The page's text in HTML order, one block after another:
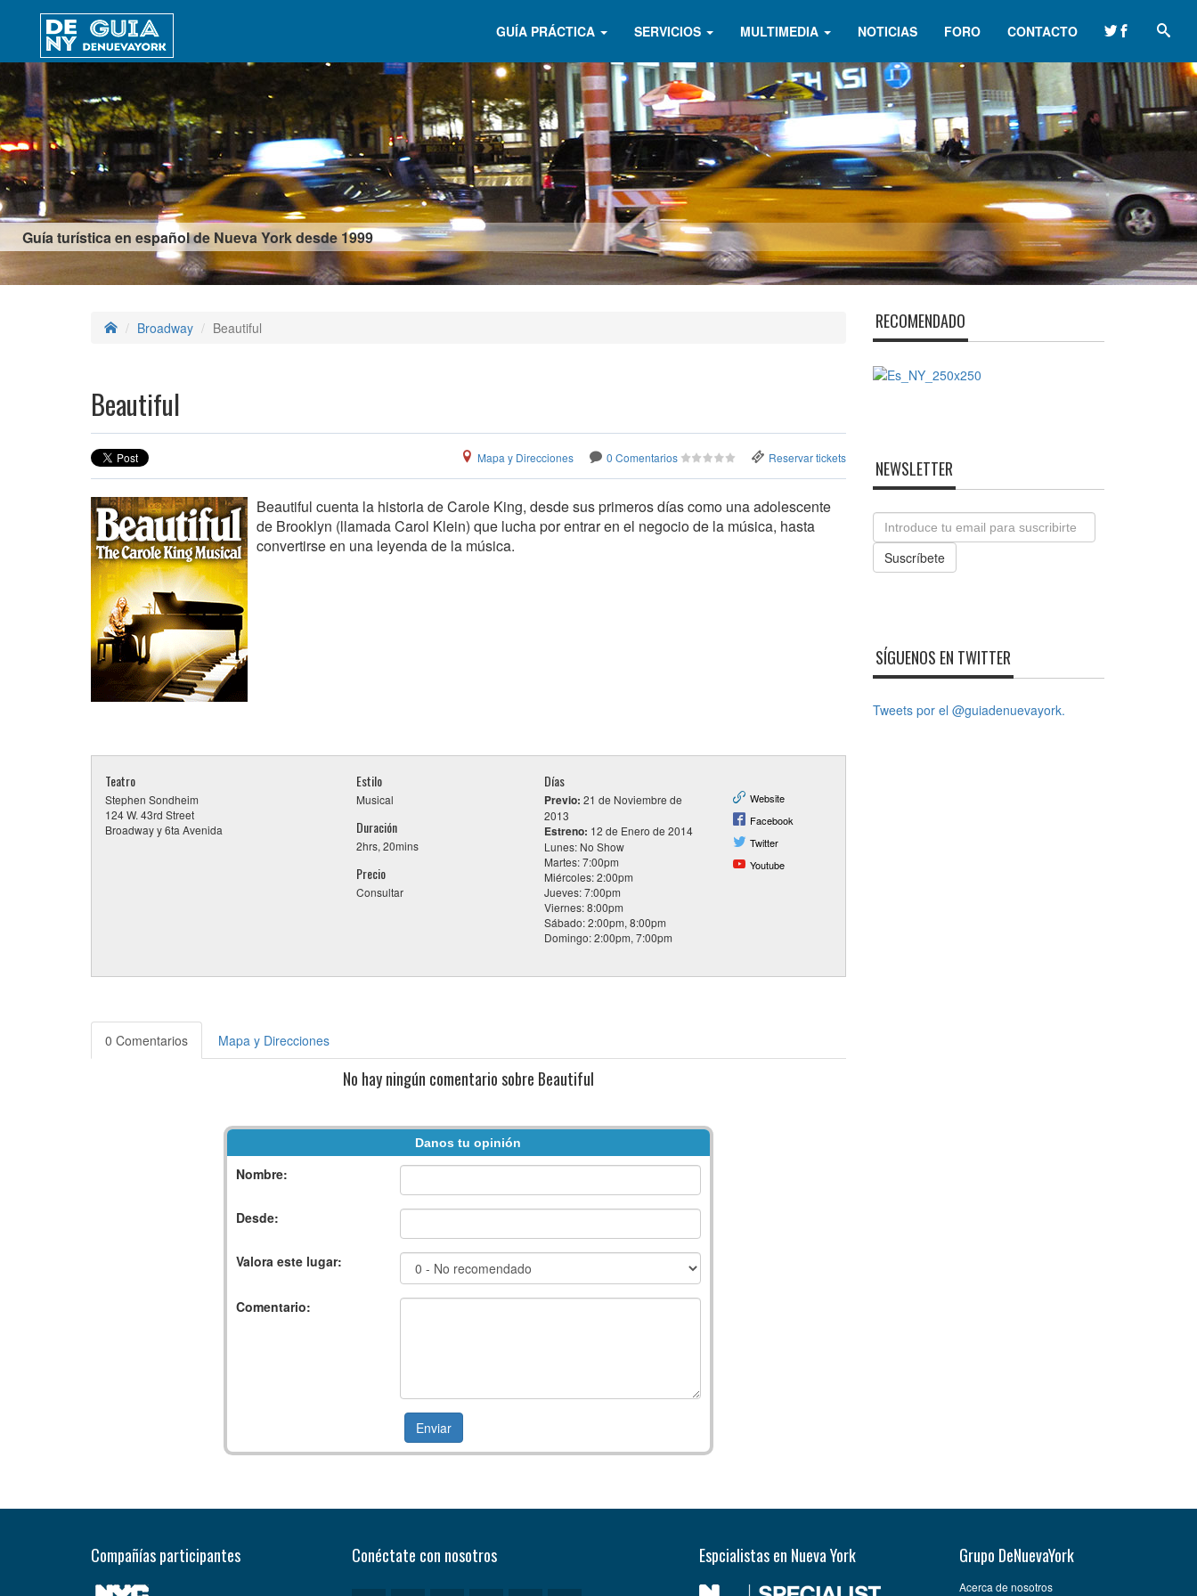
Guía turística en español de Nueva York desde 1999
GUÍA PRÁCTICA SERVICIOS MULTIMEDIA NOTICIAS FORO CONTACTO
Broadway Beautiful
Beautiful
Reservar tickets
0 Comentarios
Mapa y Direcciones
Beautiful cuenta la historia de Carole King, desde sus primeros días como una adolescente
de Brooklyn (llamada Carol Klein) que lucha por entrar en el negocio de la música, hasta
convertirse en una leyenda de la música.
Teatro
Stephen Sondheim
124 W. 43rd Street
Broadway y 6ta Avenida
Estilo
Musical
Duración
2hrs, 20mins
Precio
Consultar
Días
Previo: 21 de Noviembre de
2013
Estreno: 12 de Enero de 2014
Lunes: No Show
Martes: 7:00pm
Miércoles: 2:00pm
Jueves: 7:00pm
Viernes: 8:00pm
Sábado: 2:00pm, 8:00pm
Domingo: 2:00pm, 7:00pm
Website
Facebook
Twitter
Youtube
0 Comentarios Mapa y Direcciones
No hay ningún comentario sobre Beautiful
Danos tu opinión
Nombre:
Desde:
Valora este lugar:
Comentario:
RECOMENDADO
NEWSLETTER
Email
Suscríbete
SÍGUENOS EN TWITTER
Tweets por el @guiadenuevayork.
Compañías participantes Conéctate con nosotros Espcialistas en Nueva York Grupo DeNuevaYork
Acerca de nosotros